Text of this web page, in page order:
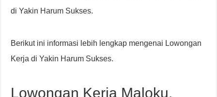
di Yakin Harum Sukses.
Berikut ini informasi lebih lengkap mengenai Lowongan
Kerja di Yakin Harum Sukses.
Lowongan Kerja Maloku,